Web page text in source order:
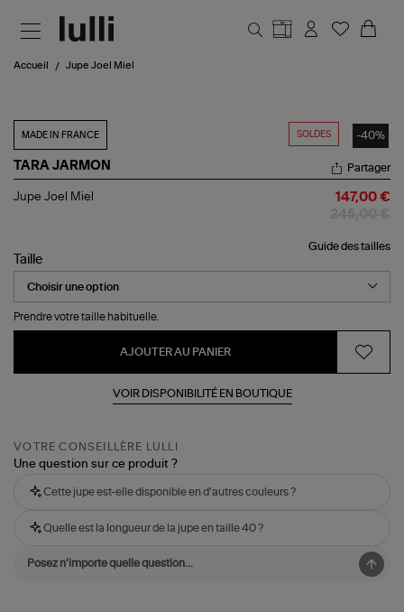
Accueil Jupe Joel Miel
SOLDES -40%
MADE IN FRANCE
TARA JARMON
Jupe
Partager
Jupe Joel Miel 147,00 €
Guide des tailles
Taille
Prendre votre taille habituelle.
AJOUTER AU PANIER
VOIR DISPONIBILITÉ EN BOUTIQUE
VOTRE CONSEILLÈRE LULLI
Une question sur ce produit ?
Cette jupe est-elle disponible en d'autres couleurs ?
Quelle est la longueur de la jupe en taille 40 ?